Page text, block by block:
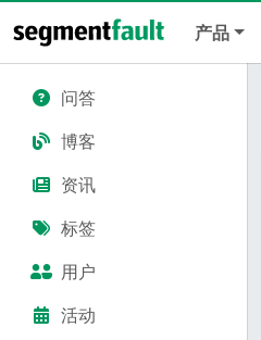
产品
问答
博客
资讯
标签
用户
活动